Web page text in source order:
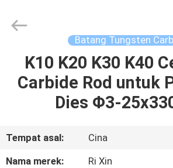
RUMAH
PRODUK
TENTANG
KITA
Carbide
Batang Tungsten
K10 K20 K30 K40
Carbide Rod untuk
Dies Φ3-
Tempat asal:
Cina
Nama merek:
Ri Xin